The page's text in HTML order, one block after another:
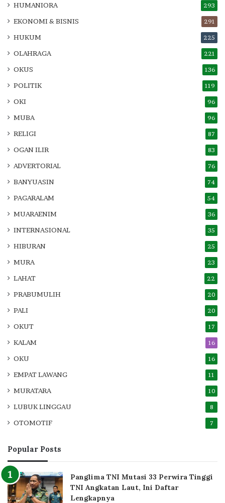
HUMANIORA 293
EKONOMI & BISNIS 291
HUKUM 225
OLAHRAGA 221
OKUS 136
POLITIK 119
OKI 96
MUBA 96
RELIGI 87
OGAN ILIR 83
ADVERTORIAL 76
BANYUASIN 74
PAGARALAM 54
MUARAENIM 36
INTERNASIONAL 35
HIBURAN 25
MURA 23
LAHAT 22
PRABUMULIH 20
PALI 20
OKUT 17
KALAM 16
OKU 16
EMPAT LAWANG 11
MURATARA 10
LUBUK LINGGAU 8
OTOMOTIF 7
Popular Posts
Panglima TNI Mutasi 33 Perwira Tinggi
TNI Angkatan Laut, Ini Daftar
Lengkapnya